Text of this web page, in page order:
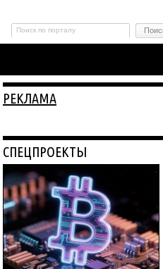
РЕКЛАМА
СПЕЦПРОЕКТЫ